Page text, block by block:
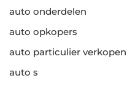
auto onderdelen
auto opkopers
auto particulier verkopen
auto s